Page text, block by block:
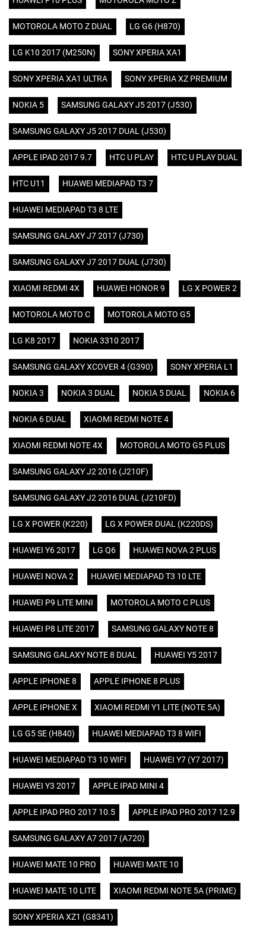
MOTOROLA MOTO Z DUAL LG G6 (H870)
LG K10 2017 (M250N) SONY XPERIA XA1
SONY XPERIA XA1 ULTRA SONY XPERIA XZ PREMIUM
NOKIA 5 SAMSUNG GALAXY J5 2017 (J530)
SAMSUNG GALAXY J5 2017 DUAL (J530)
APPLE IPAD 2017 9.7 HTC U PLAY HTC U PLAY DUAL
HTC U11 HUAWEI MEDIAPAD T3 7
HUAWEI MEDIAPAD T3 8 LTE
SAMSUNG GALAXY J7 2017 (J730)
SAMSUNG GALAXY J7 2017 DUAL (J730)
XIAOMI REDMI 4X HUAWEI HONOR 9 LG X POWER 2
MOTOROLA MOTO C MOTOROLA MOTO G5
LG K8 2017 NOKIA 3310 2017
SAMSUNG GALAXY XCOVER 4 (G390) SONY XPERIA L1
NOKIA 3 NOKIA 3 DUAL NOKIA 5 DUAL NOKIA 6
NOKIA 6 DUAL XIAOMI REDMI NOTE 4
XIAOMI REDMI NOTE 4X MOTOROLA MOTO G5 PLUS
SAMSUNG GALAXY J2 2016 (J210F)
SAMSUNG GALAXY J2 2016 DUAL (J210FD)
LG X POWER (K220) LG X POWER DUAL (K220DS)
HUAWEI Y6 2017 LG Q6 HUAWEI NOVA 2 PLUS
HUAWEI NOVA 2 HUAWEI MEDIAPAD T3 10 LTE
HUAWEI P9 LITE MINI MOTOROLA MOTO C PLUS
HUAWEI P8 LITE 2017 SAMSUNG GALAXY NOTE 8
SAMSUNG GALAXY NOTE 8 DUAL HUAWEI Y5 2017
APPLE IPHONE 8 APPLE IPHONE 8 PLUS
APPLE IPHONE X XIAOMI REDMI Y1 LITE (NOTE 5A)
LG G5 SE (H840) HUAWEI MEDIAPAD T3 8 WIFI
HUAWEI MEDIAPAD T3 10 WIFI HUAWEI Y7 (Y7 2017)
HUAWEI Y3 2017 APPLE IPAD MINI 4
APPLE IPAD PRO 2017 10.5 APPLE IPAD PRO 2017 12.9
SAMSUNG GALAXY A7 2017 (A720)
HUAWEI MATE 10 PRO HUAWEI MATE 10
HUAWEI MATE 10 LITE XIAOMI REDMI NOTE 5A (PRIME)
SONY XPERIA XZ1 (G8341)